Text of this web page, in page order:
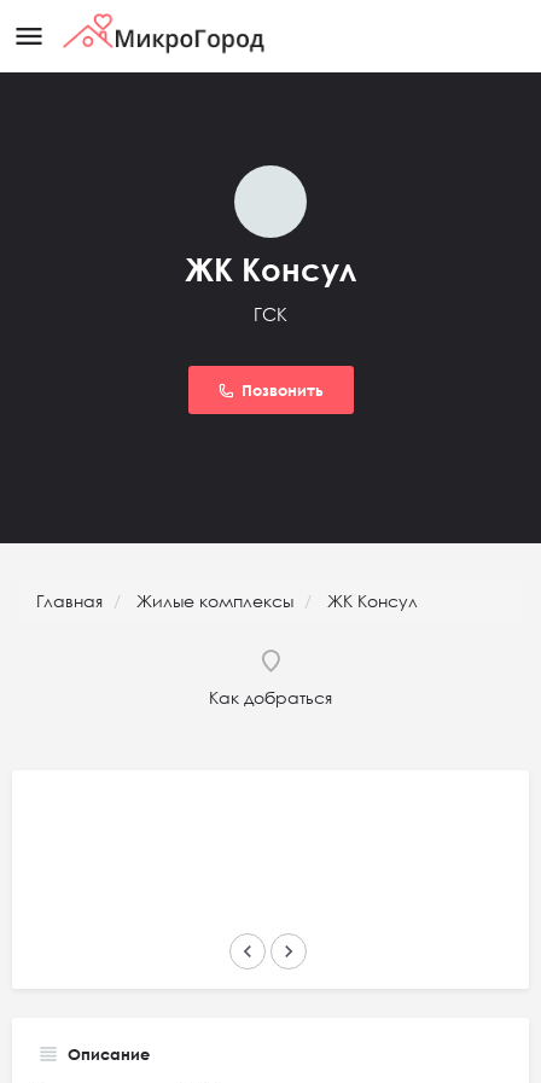
menu
ЖК Консул
ГСК
Позвонить
Главная Жилые комплексы ЖК Консул
Как добраться
keyboard_arrow_left keyboard_arrow_right
Описание